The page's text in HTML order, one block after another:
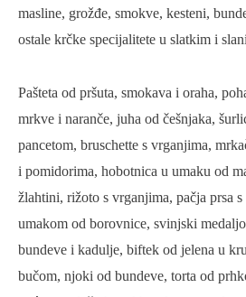
masline, grožđe, smokve, kesteni,
ostale krčke specijalitete u slatkim i
Pašteta od pršuta, smokava i oraha,
mrkve i naranče, juha od češnjaka,
pancetom, bruschette s vrganjima,
i pomidorima, hobotnica u umaku od
žlahtini, rižoto s vrganjima, pačja prsa
umakom od borovnice, svinjski
bundeve i kadulje, biftek od jelena u
bučom, njoki od bundeve, torta od